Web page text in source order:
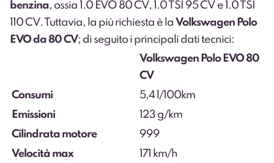
benzina, ossia 1.0 EVO 80 CV, 1.0 TSI 95 CV e 1.0 TSI
110 CV. Tuttavia, la più richiesta è la Volkswagen Polo
EVO da 80 CV; di seguito i principali dati tecnici:
Volkswagen Polo EVO 80
CV
Consumi
5,4 l/100km
Emissioni
123 g/km
Cilindrata motore
999
Velocità max
171 km/h